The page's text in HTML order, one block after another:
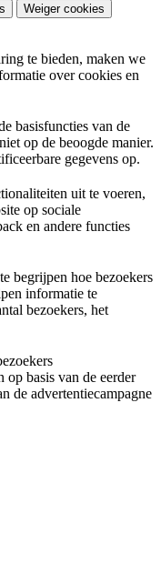
Weiger cookies
te bieden, maken we
over cookies en
basisfuncties van de
op de beoogde manier.
gegevens op.
uit te voeren,
op sociale
en andere functies
begrijpen hoe bezoekers
informatie te
bezoekers, het
op basis van de eerder
de advertentiecampagne